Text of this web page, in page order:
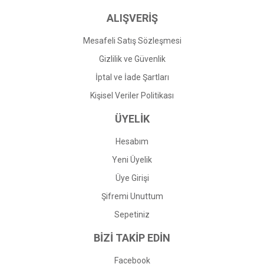
ALIŞVERİŞ
Mesafeli Satış Sözleşmesi
Gizlilik ve Güvenlik
İptal ve İade Şartları
Kişisel Veriler Politikası
ÜYELİK
Hesabım
Yeni Üyelik
Üye Girişi
Şifremi Unuttum
Sepetiniz
BİZİ TAKİP EDİN
Facebook